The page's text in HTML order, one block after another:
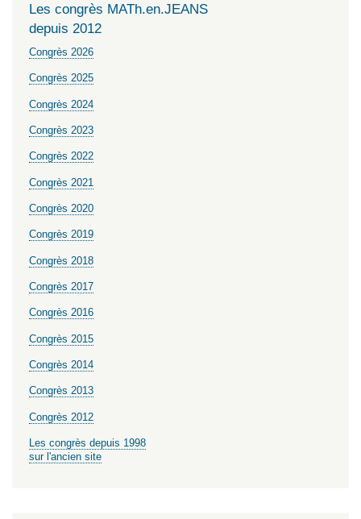
Les congrès MATh.en.JEANS
depuis 2012
Congrès 2026
Congrès 2025
Congrès 2024
Congrès 2023
Congrès 2022
Congrès 2021
Congrès 2020
Congrès 2019
Congrès 2018
Congrès 2017
Congrès 2016
Congrès 2015
Congrès 2014
Congrès 2013
Congrès 2012
Les congrès depuis 1998
sur l'ancien site